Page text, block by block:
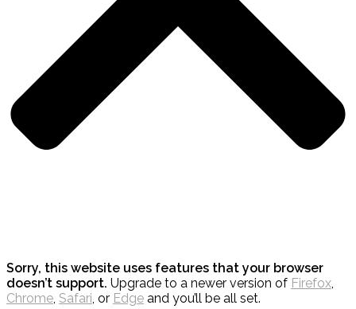
Sorry, this website uses features that your browser
doesn’t support. Upgrade to a newer version of Firefox,
Chrome, Safari, or Edge and you’ll be all set.